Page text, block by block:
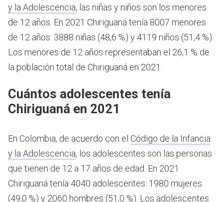
y la Adolescencia, las niñas y niños son los menores
de 12 años. En 2021 Chiriguaná tenía 8007 menores
de 12 años: 3888 niñas (48,6 %) y 4119 niños (51,4 %).
Los menores de 12 años representaban el 26,1 % de
la población total de Chiriguaná en 2021.
Cuántos adolescentes tenía
Chiriguaná en 2021
En Colombia, de acuerdo con el Código de la Infancia
y la Adolescencia, los adolescentes son las personas
que tienen de 12 a 17 años de edad. En 2021
Chiriguaná tenía 4040 adolescentes: 1980 mujeres
(49,0 %) y 2060 hombres (51,0 %). Los adolescentes